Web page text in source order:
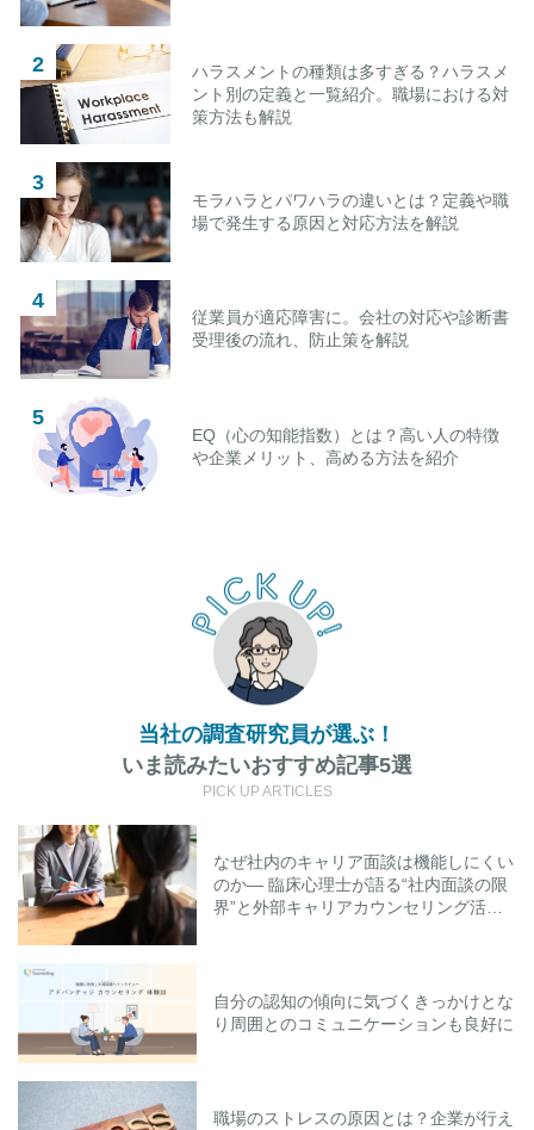
ハラスメントの種類は多すぎる？ハラスメ
ント別の定義と一覧紹介。職場における対
策方法も解説
モラハラとパワハラの違いとは？定義や職
場で発生する原因と対応方法を解説
従業員が適応障害に。会社の対応や診断書
受理後の流れ、防止策を解説
EQ（心の知能指数）とは？高い人の特徴
や企業メリット、高める方法を紹介
当社の調査研究員が選ぶ！
いま読みたいおすすめ記事5選
PICK UP ARTICLES
なぜ社内のキャリア面談は機能しにくい
のか― 臨床心理士が語る“社内面談の限
界”と外部キャリアカウンセリング活用
自分の認知の傾向に気づくきっかけとな
り周囲とのコミュニケーションも良好に
職場のストレスの原因とは？企業が行え